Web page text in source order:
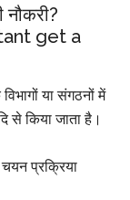
नौकरी?
get a
या संगठनों में
से किया जाता है।
प्रक्रिया